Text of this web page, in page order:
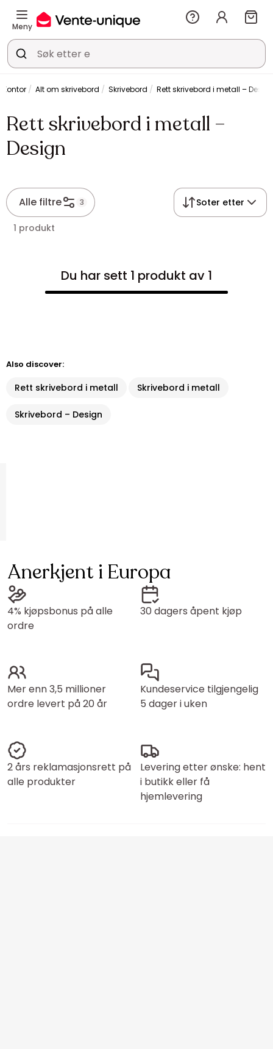
Meny
Kontor Alt om skrivebord Skrivebord Rett skrivebord i metall –
Rett skrivebord i metall –
Design
Alle filtre 3 Soter etter
1 produkt
Du har sett 1 produkt av 1
Also discover:
Rett skrivebord i metall Skrivebord i metall
Skrivebord – Design
Anerkjent i Europa
4% kjøpsbonus på alle
ordre
30 dagers åpent kjøp
Mer enn 3,5 millioner
ordre levert på 20 år
Kundeservice tilgjengelig
5 dager i uken
2 års reklamasjonsrett på
alle produkter
Levering etter ønske: hent
i butikk eller få
hjemlevering